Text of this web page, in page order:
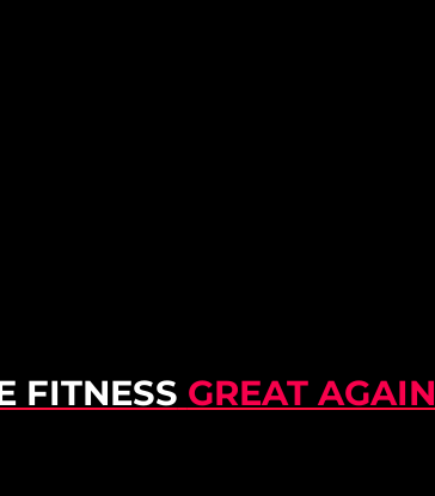
FITNESS GREAT AGAIN